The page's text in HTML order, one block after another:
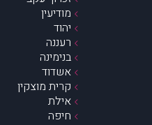
מודיעין
יהוד
רעננה
בנימינה
אשדוד
קרית מוצקין
אילת
חיפה